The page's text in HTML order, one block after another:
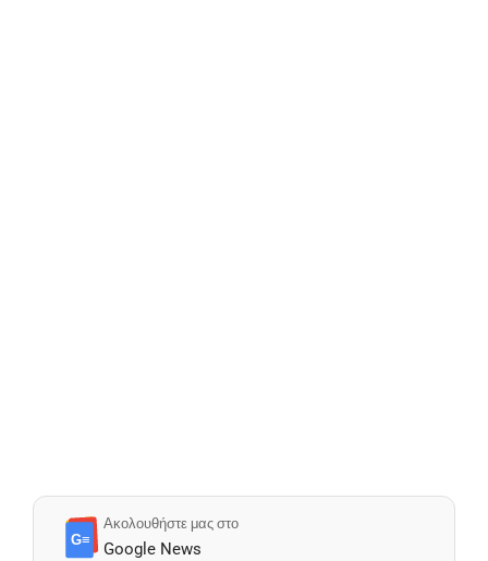
G≡
Ακολουθήστε μας στο
Google News